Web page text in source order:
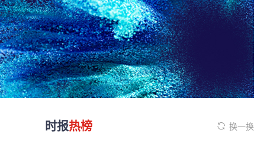
时报热榜 换一换